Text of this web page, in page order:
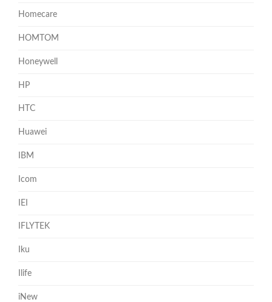
Homecare
HOMTOM
Honeywell
HP
HTC
Huawei
IBM
Icom
IEI
IFLYTEK
Iku
Ilife
iNew